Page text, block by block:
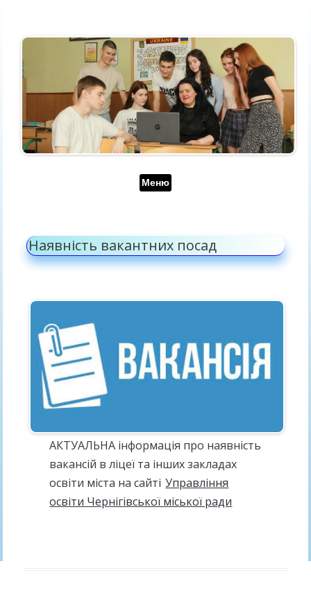
Меню
Наявність вакантних посад
АКТУАЛЬНА інформація про наявність
вакансій в ліцеї та інших закладах
освіти міста на сайті Управління
освіти Чернігівської міської ради